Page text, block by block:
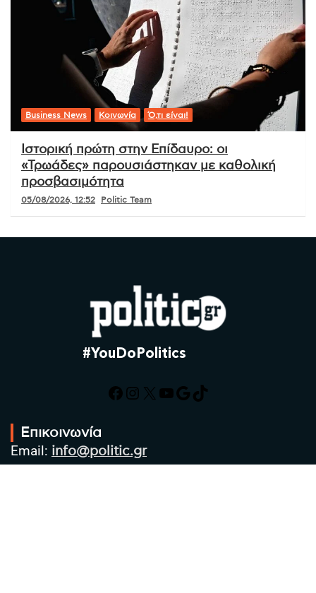
Business News Κοινωνία Ό,τι είναι!
Ιστορική πρώτη στην Επίδαυρο: οι
«Τρωάδες» παρουσιάστηκαν με καθολική
προσβασιμότητα
05/08/2026, 12:52 Politic Team
#YouDoPolitics
Facebook
Instagram
X YouTube
Google
TikTok
Επικοινωνία
Email: info@politic.gr
Τηλ: